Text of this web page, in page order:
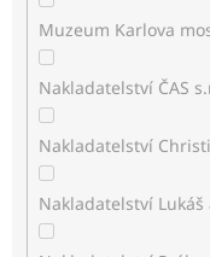
Muzeum Karlova
Nakladatelství ČAS
Nakladatelství
Nakladatelství Lukáš